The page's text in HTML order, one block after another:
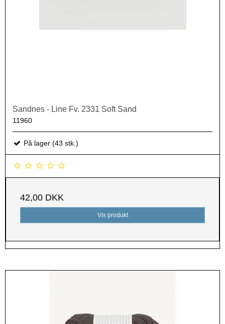
Sandnes - Line Fv. 2331 Soft Sand
11960
På lager (43 stk.)
42,00 DKK
Vis produkt